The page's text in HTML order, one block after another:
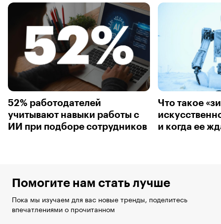
52% работодателей
учитывают навыки работы с
ИИ при подборе сотрудников
Что такое
и когда ее
Помогите нам стать лучше
Пока мы изучаем для вас новые тренды, поделитесь
впечатлениями о прочитанном